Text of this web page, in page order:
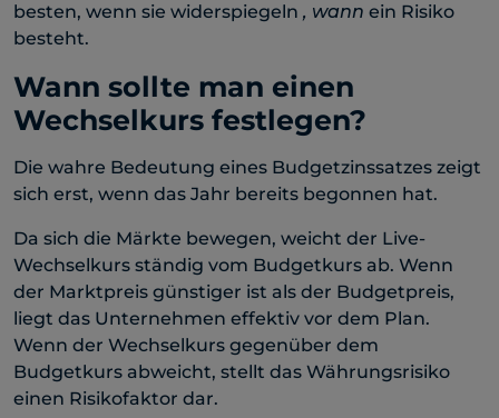
besten, wenn sie widerspiegeln , wann ein Risiko
besteht.
Wann sollte man einen
Wechselkurs festlegen?
Die wahre Bedeutung eines Budgetzinssatzes zeigt
sich erst, wenn das Jahr bereits begonnen hat.
Da sich die Märkte bewegen, weicht der Live-
Wechselkurs ständig vom Budgetkurs ab. Wenn
der Marktpreis günstiger ist als der Budgetpreis,
liegt das Unternehmen effektiv vor dem Plan.
Wenn der Wechselkurs gegenüber dem
Budgetkurs abweicht, stellt das Währungsrisiko
einen Risikofaktor dar.